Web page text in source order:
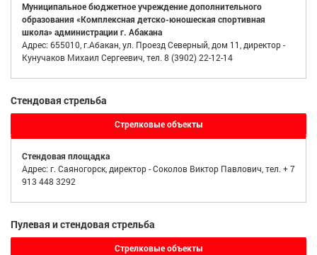
Муниципальное бюджетное учреждение дополнительного
образования «Комплексная детско-юношеская спортивная
школа» администрации г. Абакана
Адрес: 655010, г.Абакан, ул. Проезд Северный, дом 11, директор -
Кунучаков Михаил Сергеевич, тел. 8 (3902) 22-12-14
Стендовая стрельба
Стрелковые объекты
Стендовая площадка
Адрес: г. Саяногорск, директор - Соколов Виктор Павлович, тел. + 7
913 448 3292
Пулевая и стендовая стрельба
Стрелковые объекты